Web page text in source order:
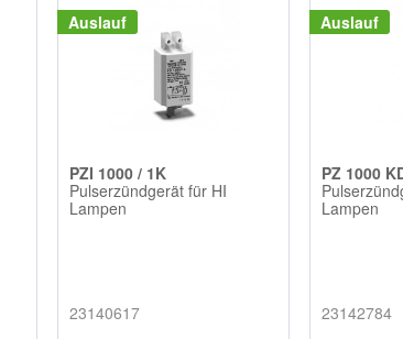
Auslauf
PZI 1000 / 1K
Pulserzündgerät für HI
Lampen
23140617
Auslauf
PZ 1000
Lampen
23142784